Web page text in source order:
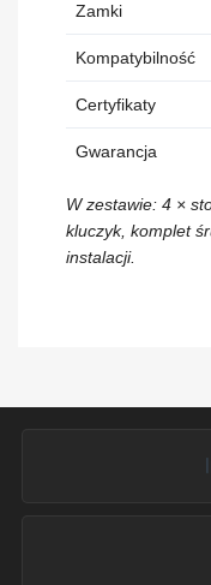
Zamki
Kompatybilność
Certyfikaty
Gwarancja
W zestawie: 4 ×
kluczyk, komplet
instalacji.